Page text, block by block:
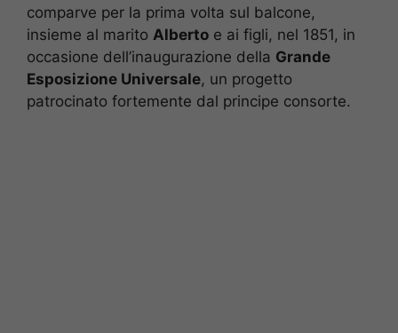
comparve per la prima volta sul balcone,
insieme al marito Alberto e ai figli, nel 1851, in
occasione dell’inaugurazione della Grande
Esposizione Universale, un progetto
patrocinato fortemente dal principe consorte.